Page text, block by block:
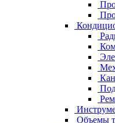
Объемы